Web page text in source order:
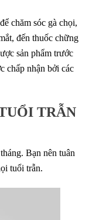
chăm sóc gà chọi,
đến thuốc chững
sản phẩm trước
chấp nhận bởi các
TRẪN
Bạn nên tuân
tuổi trẫn.